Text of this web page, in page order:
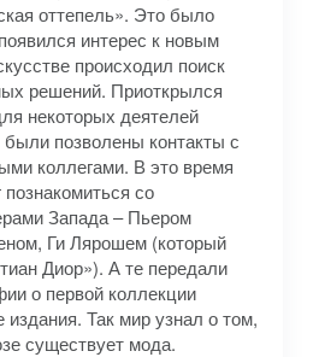
оттепель». Это было
интерес к новым
происходил поиск
решений. Приоткрылся
некоторых деятелей
были позволены контакты с
коллегами. В это время
со
Запада – Пьером
Ги Лярошем (который
Диор»). А те передали
о первой коллекции
Так мир узнал о том,
существует мода.